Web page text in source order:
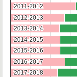
2011-2012
2011-2012
2012-2013
2012-2013
2013-2014
2013-2014
2014-2015
2014-2015
2015-2016
2015-2016
2016-2017
2016-2017
2017-2018
2017-2018